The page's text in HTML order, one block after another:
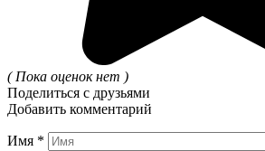
( Пока оценок нет )
Поделиться с друзьями
Добавить комментарий
Имя *